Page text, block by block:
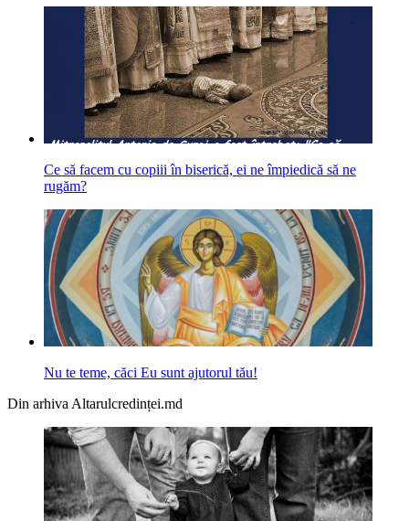
Ce să facem cu copiii în biserică, ei ne împiedică să ne
rugăm?
Nu te teme, căci Eu sunt ajutorul tău!
Din arhiva Altarulcredinței.md